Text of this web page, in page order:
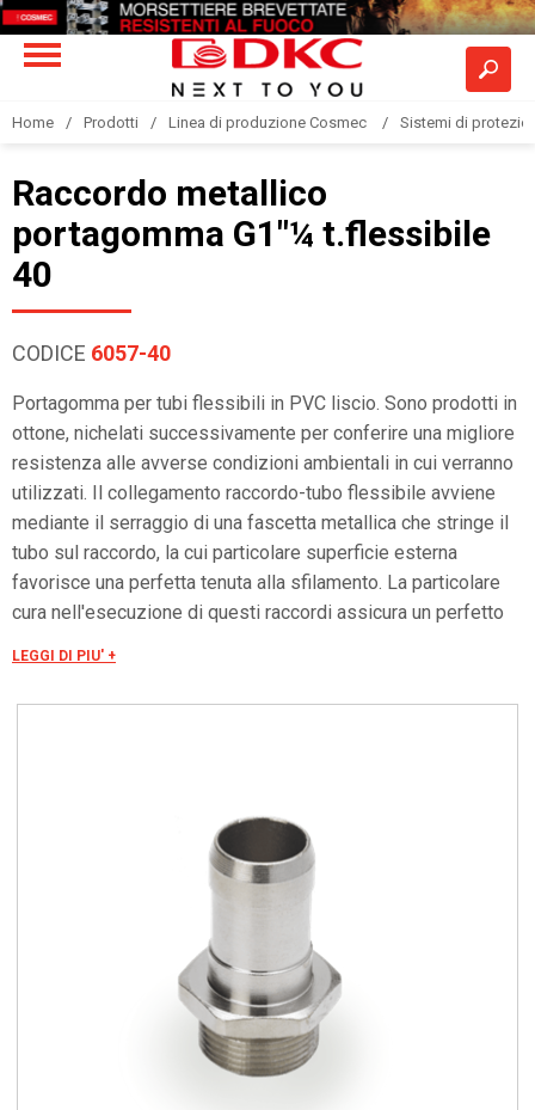
Home Prodotti Linea di produzione Cosmec Sistemi di
Raccordo metallico
portagomma G1"¼ t.flessibile
40
CODICE 6057-40
Portagomma per tubi flessibili in PVC liscio. Sono prodotti in
ottone, nichelati successivamente per conferire una migliore
resistenza alle avverse condizioni ambientali in cui verranno
utilizzati. Il collegamento raccordo-tubo flessibile avviene
mediante il serraggio di una fascetta metallica che stringe il
tubo sul raccordo, la cui particolare superficie esterna
favorisce una perfetta tenuta alla sfilamento. La particolare
cura nell'esecuzione di questi raccordi assicura un perfetto
LEGGI DI PIU' +